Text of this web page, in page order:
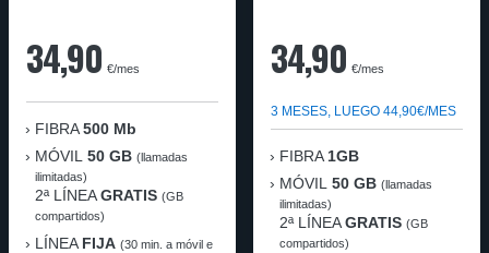
34,90 €/mes
FIBRA 500 Mb
MÓVIL 50 GB (llamadas
ilimitadas)
2ª LÍNEAGRATIS (GB
compartidos)
LÍNEA FIJA (30 min. a móvil e
34,90 €/mes
3 MESES, LUEGO 44,90€/MES
FIBRA 1GB
MÓVIL 50 GB (llamadas
ilimitadas)
2ª LÍNEAGRATIS (GB
compartidos)